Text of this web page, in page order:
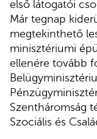
első látogatói
Már tegnap
megtekinthető
minisztériumi
ellenére tovább
Szentháromság
Szociális és